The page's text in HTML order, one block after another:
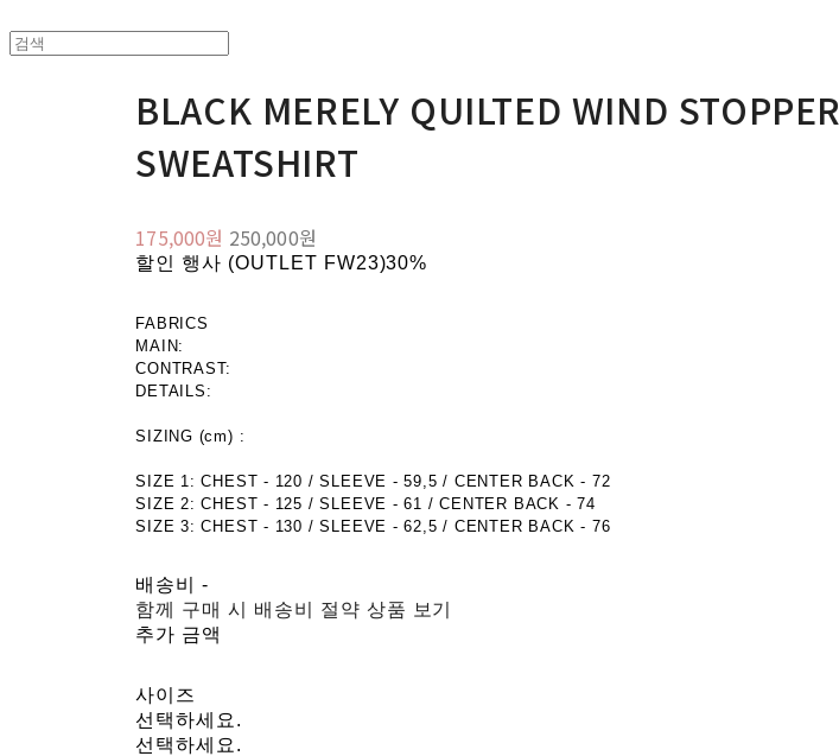
BLACK MERELY QUILTED WIND STOPPER
SWEATSHIRT
175,000원 250,000원
할인 행사 (OUTLET FW23)30%
FABRICS
MAIN:
CONTRAST:
DETAILS:
SIZING (cm) :
SIZE 1: CHEST - 120 / SLEEVE - 59,5 / CENTER BACK - 72
SIZE 2: CHEST - 125 / SLEEVE - 61 / CENTER BACK - 74
SIZE 3: CHEST - 130 / SLEEVE - 62,5 / CENTER BACK - 76
배송비-
함께 구매 시 배송비 절약 상품 보기
추가 금액
사이즈
선택하세요.
선택하세요.